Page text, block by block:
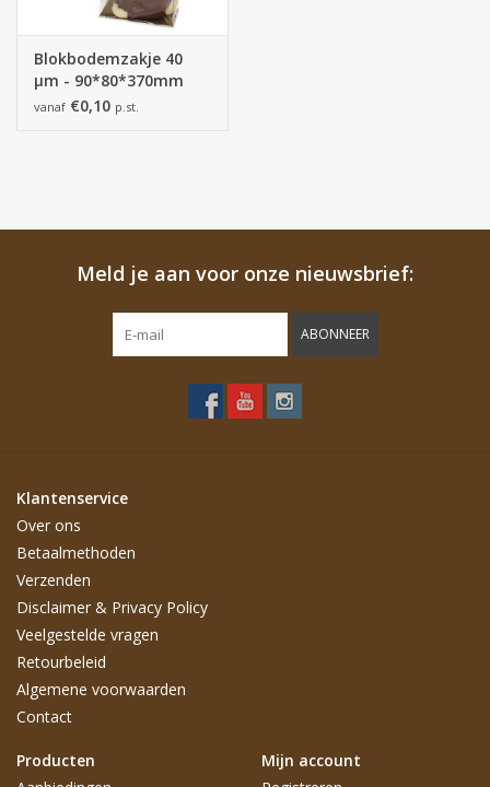
Blokbodemzakje 40
µm - 90*80*370mm
vanaf €0,10 p.st.
Meld je aan voor onze nieuwsbrief:
ABONNEER
Klantenservice
Over ons
Betaalmethoden
Verzenden
Disclaimer & Privacy Policy
Veelgestelde vragen
Retourbeleid
Algemene voorwaarden
Contact
Producten
Mijn account